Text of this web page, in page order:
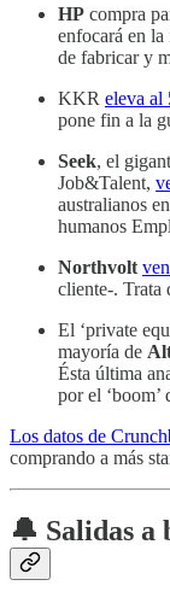
HP compra
enfocará en
de fabricar y
KKR eleva al
pone fin a la
Seek, el
Job&Talent,
australianos
humanos
Northvolt
cliente-. Trata
El ‘private
mayoría de
Ésta última
por el ‘boom’
Los datos de
comprando a más
🔔 Salidas a